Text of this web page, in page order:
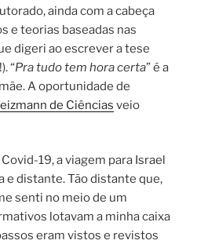
ainda com a cabeça
e teorias baseadas nas
digeri ao escrever a tese
“Pra tudo tem hora certa” é a
A oportunidade de
de Ciências veio
19, a viagem para Israel
e distante. Tão distante que,
senti no meio de um
lotavam a minha caixa
eram vistos e revistos